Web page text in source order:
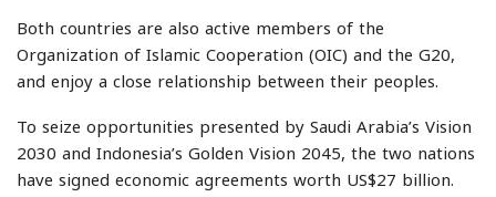
Both countries are also active members of the
Organization of Islamic Cooperation (OIC) and the G20,
and enjoy a close relationship between their peoples.
To seize opportunities presented by Saudi Arabia’s Vision
2030 and Indonesia’s Golden Vision 2045, the two nations
have signed economic agreements worth US$27 billion.